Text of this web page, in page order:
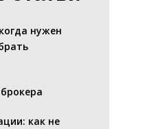
нужен
как не